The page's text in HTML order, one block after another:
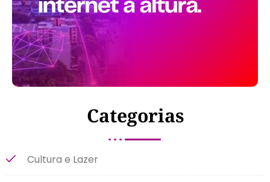
Categorias
Cultura e Lazer